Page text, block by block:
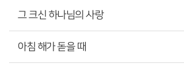
그 크신 하나님의 사랑
아침 해가 돋을 때